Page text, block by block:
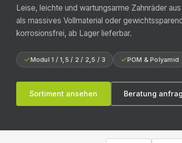
Leise, leichte und wartungsarme Zahnräder
als massives Vollmaterial oder
korrosionsfrei, ab Lager lieferbar.
Modul 1 / 1,5 / 2 / 2,5 / 3 POM & Polyamid
Sortiment ansehen Beratung